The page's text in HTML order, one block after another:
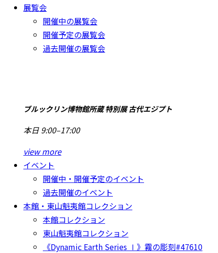
展覧会
開催中の展覧会
開催予定の展覧会
過去開催の展覧会
ブルックリン博物館所蔵 特別展 古代エジプト
本日 9:00–17:00
view more
イベント
開催中・開催予定のイベント
過去開催のイベント
本館・東山魁夷館コレクション
本館コレクション
東山魁夷館コレクション
《Dynamic Earth Series Ⅰ》霧の彫刻#47610